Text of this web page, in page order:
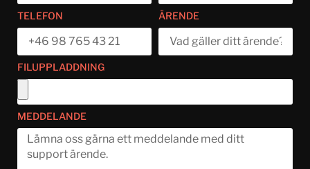
TELEFON ÄRENDE
FILUPPLADDNING
MEDDELANDE